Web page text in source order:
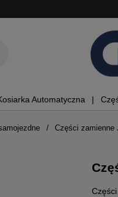
Automatyczna
Części zamienne